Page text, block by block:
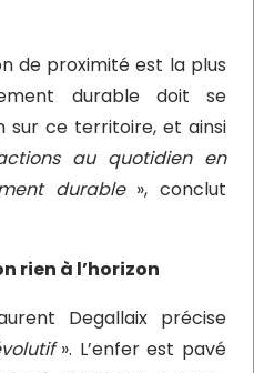
de proximité est la plus
durable doit se
sur ce territoire, et ainsi
au quotidien en
durable», conclut
rien à l’horizon
Degallaix précise
». L’enfer est pavé